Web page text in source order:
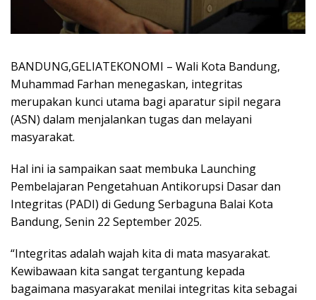
BANDUNG,GELIATEKONOMI – Wali Kota Bandung,
Muhammad Farhan menegaskan, integritas
merupakan kunci utama bagi aparatur sipil negara
(ASN) dalam menjalankan tugas dan melayani
masyarakat.
Hal ini ia sampaikan saat membuka Launching
Pembelajaran Pengetahuan Antikorupsi Dasar dan
Integritas (PADI) di Gedung Serbaguna Balai Kota
Bandung, Senin 22 September 2025.
“Integritas adalah wajah kita di mata masyarakat.
Kewibawaan kita sangat tergantung kepada
bagaimana masyarakat menilai integritas kita sebagai